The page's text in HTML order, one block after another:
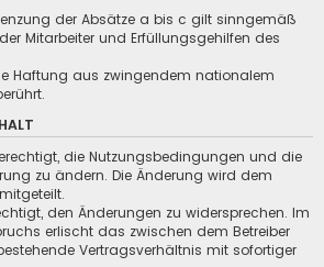
der Absätze a bis c gilt sinngemäß
Mitarbeiter und Erfüllungsgehilfen des
Haftung aus zwingendem nationalem
die Nutzungsbedingungen und die
zu ändern. Die Änderung wird dem
den Änderungen zu widersprechen. Im
erlischt das zwischen dem Betreiber
Vertragsverhältnis mit sofortiger